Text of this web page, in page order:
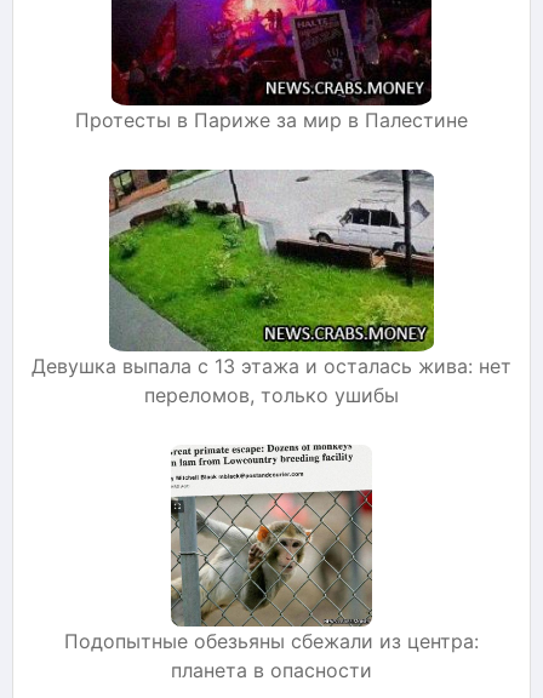
Протесты в Париже за мир в Палестине
Девушка выпала с 13 этажа и осталась жива: нет
переломов, только ушибы
Подопытные обезьяны сбежали из центра:
планета в опасности